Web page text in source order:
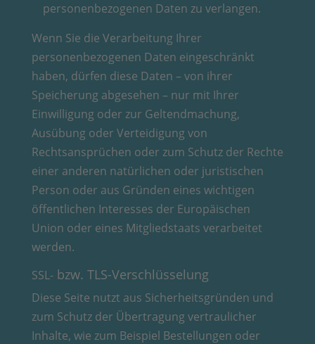
personenbezogenen Daten zu verlangen.
Wenn Sie die Verarbeitung Ihrer
personenbezogenen Daten eingeschränkt
haben, dürfen diese Daten – von ihrer
Speicherung abgesehen – nur mit Ihrer
Einwilligung oder zur Geltendmachung,
Ausübung oder Verteidigung von
Rechtsansprüchen oder zum Schutz der Rechte
einer anderen natürlichen oder juristischen
Person oder aus Gründen eines wichtigen
öffentlichen Interesses der Europäischen
Union oder eines Mitgliedstaats verarbeitet
werden.
SSL-bzw. TLS-Verschlüsselung
Diese Seite nutzt aus Sicherheitsgründen und
zum Schutz der Übertragung vertraulicher
Inhalte, wie zum Beispiel Bestellungen oder